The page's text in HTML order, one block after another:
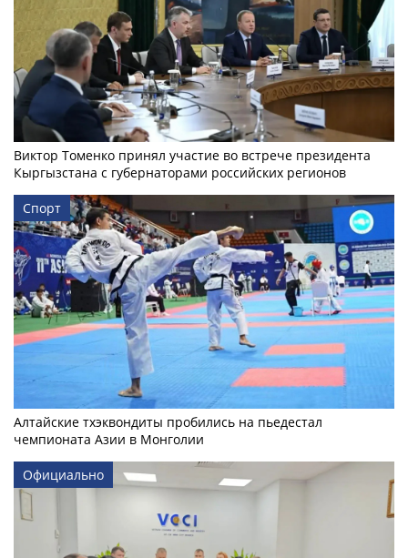
Виктор Томенко принял участие во встрече президента
Кыргызстана с губернаторами российских регионов
Спорт
Алтайские тхэквондиты пробились на пьедестал
чемпионата Азии в Монголии
Официально